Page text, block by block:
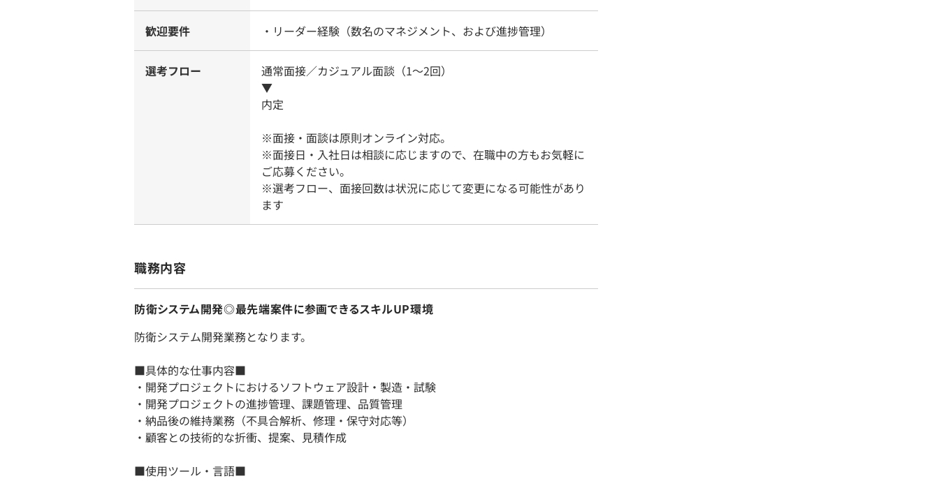
歓迎要件 ・リーダー経験（数名のマネジメント、および進捗管理）
選考フロー
通常面接／カジュアル面談（1～2回）
▼
内定
※面接・面談は原則オンライン対応。
※面接日・入社日は相談に応じますので、在職中の方もお気軽に
ご応募ください。
※選考フロー、面接回数は状況に応じて変更になる可能性があり
ます
職務内容
防衛システム開発◎最先端案件に参画できるスキルUP環境
防衛システム開発業務となります。
■具体的な仕事内容■
・開発プロジェクトにおけるソフトウェア設計・製造・試験
・開発プロジェクトの進捗管理、課題管理、品質管理
・納品後の維持業務（不具合解析、修理・保守対応等）
・顧客との技術的な折衝、提案、見積作成
■使用ツール・言語■